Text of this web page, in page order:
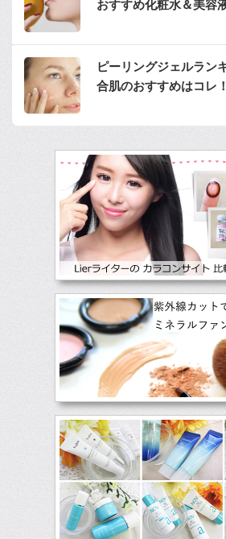
おすすめ化粧水＆美容
ピーリングジェルラン
合肌のおすすめはコレ！